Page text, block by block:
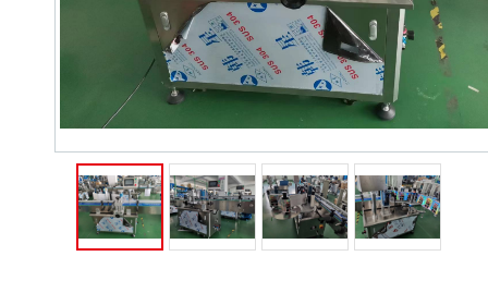
- 膏体贴商标机
- 液体贴商标机
- 自动贴商标机